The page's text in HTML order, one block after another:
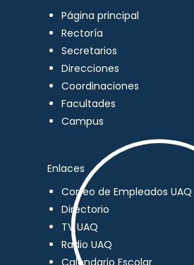
Página principal
Rectoría
Secretarios
Direcciones
Coordinaciones
Facultades
Campus
Enlaces
Correo de Empleados UAQ
Directorio
TV UAQ
Radio UAQ
Calendario Escolar